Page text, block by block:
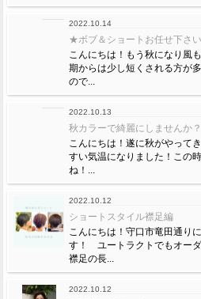
2022.10.14
★ボブ＆ショートお任せ下さ
こんにちは！もう秋になり風
期からは少し短くされる方が
ので...
2022.10.13
秋カラーで綺麗にしませんか？
こんにちは！遂に秋がやって
すい気温になりました！この
ね！...
2022.10.12
ショートスタイル襟足編
こんにちは！守口市竜田通り
す！ ユートラクトでもオー
襟足の長...
2022.10.12